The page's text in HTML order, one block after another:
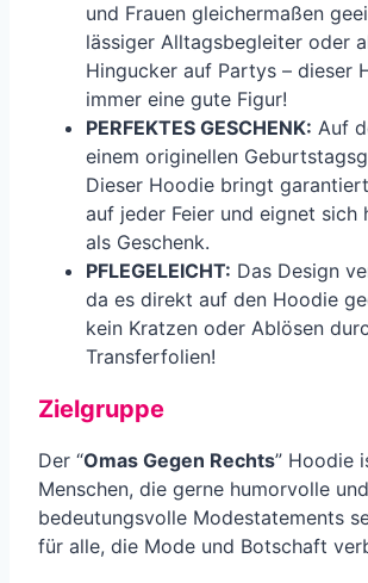
und Frauen gleichermaßen
lässiger Alltagsbegleiter oder
Hingucker auf Partys – dieser
immer eine gute Figur!
PERFEKTES GESCHENK: Auf
einem originellen
Dieser Hoodie bringt
auf jeder Feier und eignet sich
als Geschenk.
PFLEGELEICHT: Das Design
da es direkt auf den Hoodie
kein Kratzen oder Ablösen
Transferfolien!
Zielgruppe
Der “Omas Gegen Rechts” Hoodie
Menschen, die gerne humorvolle
bedeutungsvolle Modestatements
für alle, die Mode und Botschaft